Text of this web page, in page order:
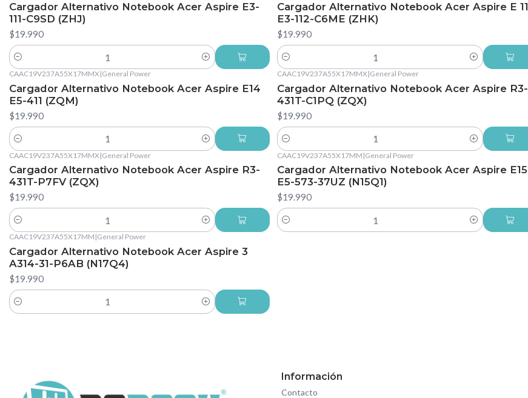
Cargador Alternativo Notebook Acer Aspire E3-
111-C9SD (ZHJ)
$19.990
Cantidad
Cargador Alternativo Notebook Acer Aspire E 11
E3-112-C6ME (ZHK)
$19.990
Cantidad
CAAC19V237A55X17MMX|General Power
Cargador Alternativo Notebook Acer Aspire E14
E5-411 (ZQM)
$19.990
Cantidad
CAAC19V237A55X17MMX|General Power
Cargador Alternativo Notebook Acer Aspire R3-
431T-C1PQ (ZQX)
$19.990
Cantidad
CAAC19V237A55X17MMX |General Power
Cargador Alternativo Notebook Acer Aspire R3-
431T-P7FV (ZQX)
$19.990
Cantidad
CAAC19V237A55X17MM |General Power
Cargador Alternativo Notebook Acer Aspire E15
E5-573-37UZ (N15Q1)
$19.990
Cantidad
CAAC19V237A55X17MM |General Power
Cargador Alternativo Notebook Acer Aspire 3
A314-31-P6AB (N17Q4)
$19.990
Cantidad
Información
Contacto